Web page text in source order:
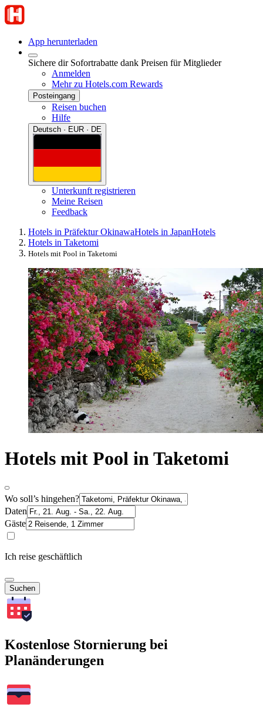
App herunterladen
Sichere dir Sofortrabatte dank Preisen für Mitglieder
Anmelden
Mehr zu Hotels.com Rewards
Posteingang
Reisen buchen
Hilfe
Deutsch · EUR · DE
Unterkunft registrieren
Meine Reisen
Feedback
Hotels in Präfektur OkinawaHotels in JapanHotels
Hotels in Taketomi
Hotels mit Pool in Taketomi
Hotels mit Pool in Taketomi
Wo soll’s hingehen?
Daten
Gäste
Ich reise geschäftlich
Suchen
Kostenlose Stornierung bei
Planänderungen